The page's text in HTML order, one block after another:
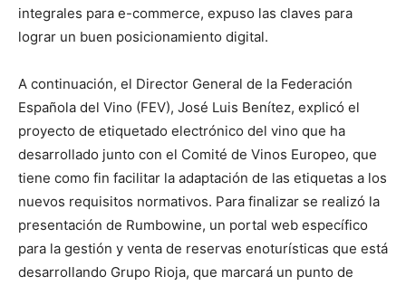
integrales para e-commerce, expuso las claves para
lograr un buen posicionamiento digital.
A continuación, el Director General de la Federación
Española del Vino (FEV), José Luis Benítez, explicó el
proyecto de etiquetado electrónico del vino que ha
desarrollado junto con el Comité de Vinos Europeo, que
tiene como fin facilitar la adaptación de las etiquetas a los
nuevos requisitos normativos. Para finalizar se realizó la
presentación de Rumbowine, un portal web específico
para la gestión y venta de reservas enoturísticas que está
desarrollando Grupo Rioja, que marcará un punto de